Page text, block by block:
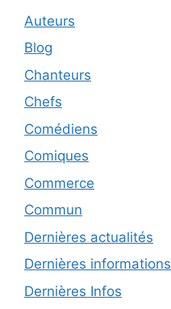
Auteurs
Blog
Chanteurs
Chefs
Comédiens
Comiques
Commerce
Commun
Dernières actualités
Dernières informations
Dernières Infos